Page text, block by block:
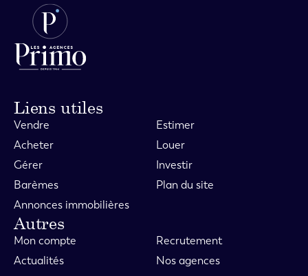
Liens utiles
Vendre
Estimer
Acheter
Louer
Gérer
Investir
Barèmes
Plan du site
Annonces immobilières
Autres
Mon compte
Recrutement
Actualités
Nos agences